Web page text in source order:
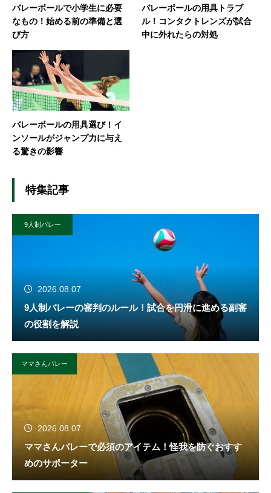
バレーボールで小学生に必要
なもの！始める前の準備と選
び方
バレーボールの用具トラブ
ル！コンタクトレンズが試合
中に外れたらの対処
バレーボールの用具選び！イ
ンソールがジャンプ力に与え
る驚きの影響
特集記事
9人制バレー
2026.08.07
9人制バレーの審判のルール！試合を円滑に進める副審
の役割を解説
ママさんバレー
2026.08.07
ママさんバレーで必須のアイテム！怪我を防ぐおすす
めのサポーター